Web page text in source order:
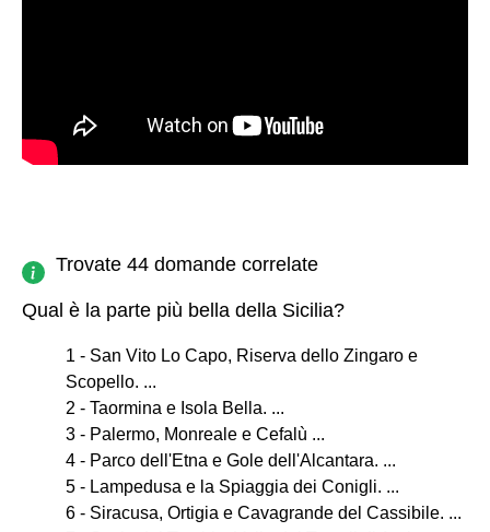
Trovate 44 domande correlate
Qual è la parte più bella della Sicilia?
1 - San Vito Lo Capo, Riserva dello Zingaro e
Scopello. ...
2 - Taormina e Isola Bella. ...
3 - Palermo, Monreale e Cefalù ...
4 - Parco dell'Etna e Gole dell'Alcantara. ...
5 - Lampedusa e la Spiaggia dei Conigli. ...
6 - Siracusa, Ortigia e Cavagrande del Cassibile. ...